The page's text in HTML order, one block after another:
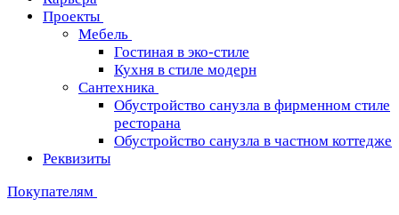
Проекты
Мебель
Гостиная в эко-стиле
Кухня в стиле модерн
Сантехника
Обустройство санузла в фирменном стиле
ресторана
Обустройство санузла в частном коттедже
Реквизиты
Покупателям